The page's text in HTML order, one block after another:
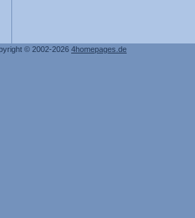
© 2002-2026 4homepages.de